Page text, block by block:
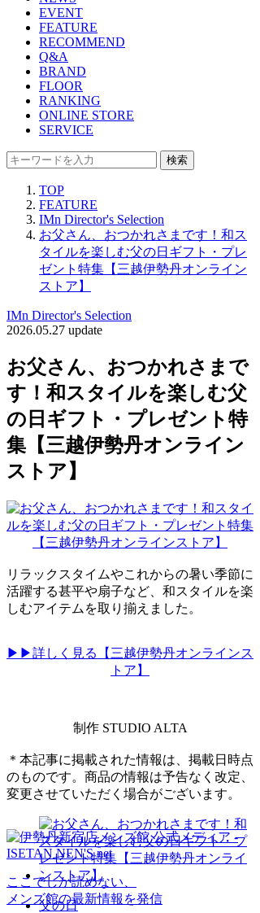
EVENT
FEATURE
RECOMMEND
Q&A
BRAND
FLOOR
RANKING
ONLINE STORE
SERVICE
検索
TOP
FEATURE
IMn Director's Selection
お父さん、おつかれさまです！和ス
タイルを楽しむ父の日ギフト・プレ
ゼント特集【三越伊勢丹オンライン
ストア】
IMn Director's Selection
2026.05.27 update
お父さん、おつかれさまで
す！和スタイルを楽しむ父
の日ギフト・プレゼント特
集【三越伊勢丹オンライン
ストア】
リラックスタイムやこれからの暑い季節に
活躍する甚平や扇子など、和スタイルを楽
しむアイテムを取り揃えました。
▶▶詳しく見る【三越伊勢丹オンラインス
トア】
制作 STUDIO ALTA
＊本記事に掲載された情報は、掲載日時点
のものです。商品の情報は予告なく改定、
変更させていただく場合がございます。
父の日
ここでしか読めない、
メンズ館の最新情報を発信